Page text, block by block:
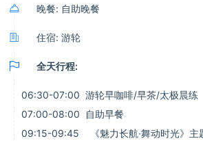
 晚餐: 自助晚餐
 住宿: 游轮
 全天行程:
06:30-07:00 游轮早咖啡/早茶/太极晨练
07:00-08:00 自助早餐
09:15-09:45 《魅力长航·舞动时光》主